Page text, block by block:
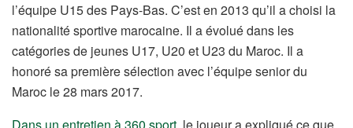
l’équipe U15 des Pays-Bas. C’est en 2013 qu’il a choisi la
nationalité sportive marocaine. Il a évolué dans les
catégories de jeunes U17, U20 et U23 du Maroc. Il a
honoré sa première sélection avec l’équipe senior du
Maroc le 28 mars 2017.